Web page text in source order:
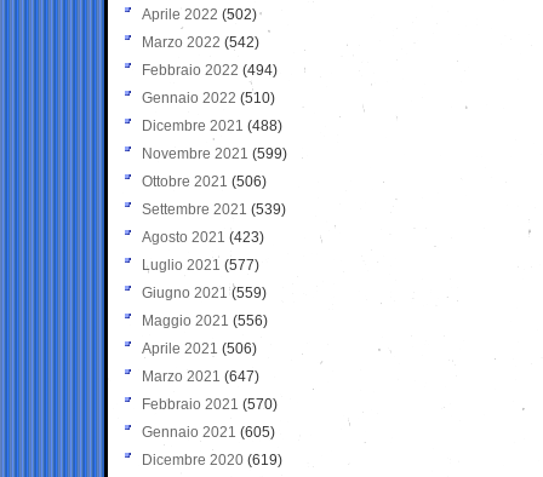
Aprile 2022 (502)
Marzo 2022 (542)
Febbraio 2022 (494)
Gennaio 2022 (510)
Dicembre 2021 (488)
Novembre 2021 (599)
Ottobre 2021 (506)
Settembre 2021 (539)
Agosto 2021 (423)
Luglio 2021 (577)
Giugno 2021(559)
Maggio 2021 (556)
Aprile 2021 (506)
Marzo 2021 (647)
Febbraio 2021 (570)
Gennaio 2021 (605)
Dicembre 2020 (619)